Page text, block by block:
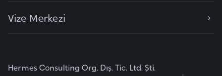
Vize Merkezi
Hermes Consulting Org. Dış. Tic. Ltd. Şti.
r
a